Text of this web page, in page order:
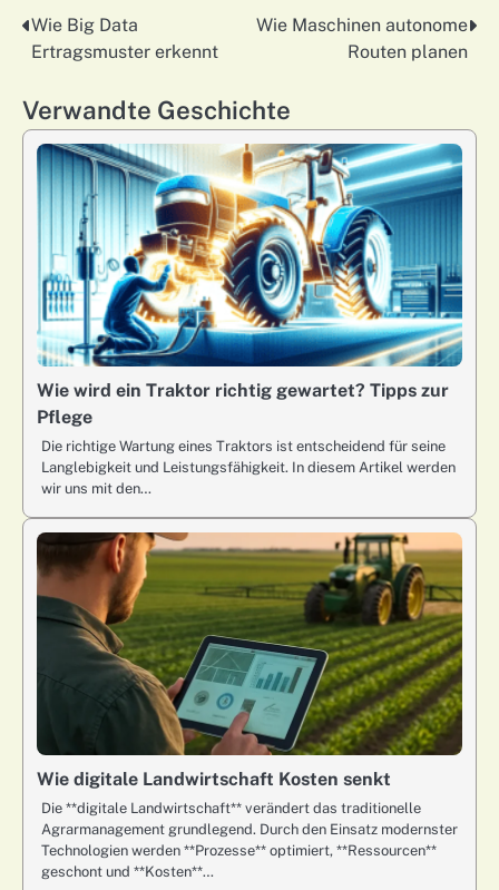
Nawigacja
wpisu
Wie Big Data
Ertragsmuster erkennt
Wie Maschinen autonome
Routen planen
Verwandte Geschichte
Wie wird ein Traktor richtig gewartet? Tipps zur
Pflege
Die richtige Wartung eines Traktors ist entscheidend für seine
Langlebigkeit und Leistungsfähigkeit. In diesem Artikel werden
wir uns mit den…
Wie digitale Landwirtschaft Kosten senkt
Die **digitale Landwirtschaft** verändert das traditionelle
Agrarmanagement grundlegend. Durch den Einsatz modernster
Technologien werden **Prozesse** optimiert, **Ressourcen**
geschont und **Kosten**…